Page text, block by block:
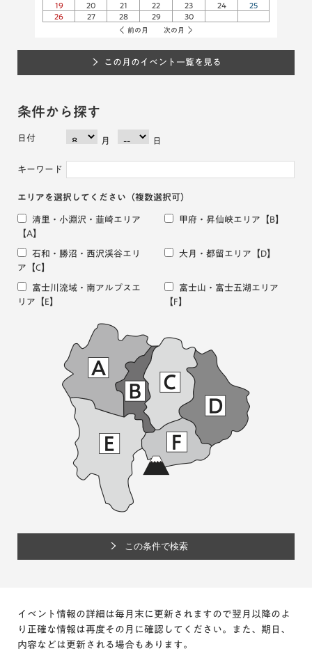
19
20 21 22 23 24
25
26
27 28 29 30
前の月 次の月
この月のイベント一覧を見る
条件から探す
日付 月 日
キーワード
エリアを選択してください （複数選択可）
清里・小淵沢・韮崎エリア
【A】
甲府・昇仙峡エリア 【B】
石和・勝沼・西沢渓谷エリ
ア 【C】
大月・都留エリア 【D】
富士川流域・南アルプスエ
リア 【E】
富士山・富士五湖エリア
【F】
イベント情報の詳細は毎月末に更新されますので翌月以降のよ
り正確な情報は再度その月に確認してください。また、期日、
内容などは更新される場合もあります。